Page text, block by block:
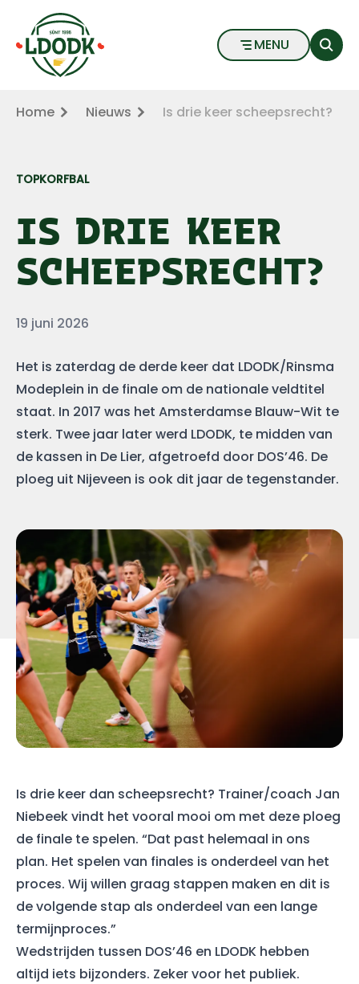
Naar hoofdinhoud
Naar voettekst
Is drie keer scheepsrecht? - LDODK
MENU
Home Nieuws Is drie keer scheepsrecht?
TOPKORFBAL
IS DRIE KEER
SCHEEPSRECHT?
Datum
19 juni 2026
Het is zaterdag de derde keer dat LDODK/Rinsma
Modeplein in de finale om de nationale veldtitel
staat. In 2017 was het Amsterdamse Blauw-Wit te
sterk. Twee jaar later werd LDODK, te midden van
de kassen in De Lier, afgetroefd door DOS’46. De
ploeg uit Nijeveen is ook dit jaar de tegenstander.
Is drie keer dan scheepsrecht? Trainer/coach Jan
Niebeek vindt het vooral mooi om met deze ploeg
de finale te spelen. “Dat past helemaal in ons
plan. Het spelen van finales is onderdeel van het
proces. Wij willen graag stappen maken en dit is
de volgende stap als onderdeel van een lange
termijnproces.”
Wedstrijden tussen DOS’46 en LDODK hebben
altijd iets bijzonders. Zeker voor het publiek.